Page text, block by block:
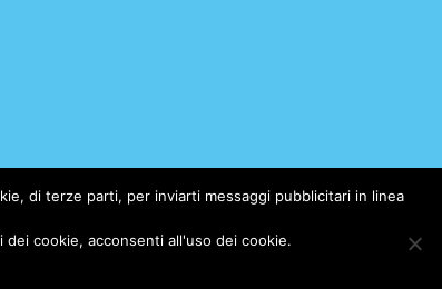
di terze parti, per inviarti messaggi pubblicitari in linea
cookie, acconsenti all'uso dei cookie.